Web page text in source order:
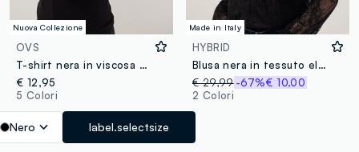
Nuova Collezione
OVS
T-shirt nera in viscosa elasticizzata slim fit
€ 12,95
5 Colori
Nero label.selectsize
Made in Italy
HYBRID
Blusa nera in tessuto elasticizzato con pizzo trasparente regular fit
€ 29,99 -67%€ 10,00
2 Colori